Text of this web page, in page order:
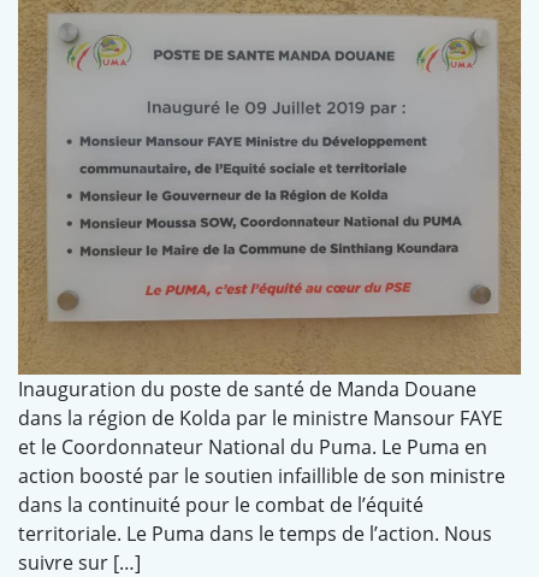
Inauguration du poste de santé de Manda Douane
dans la région de Kolda par le ministre Mansour FAYE
et le Coordonnateur National du Puma. Le Puma en
action boosté par le soutien infaillible de son ministre
dans la continuité pour le combat de l’équité
territoriale. Le Puma dans le temps de l’action. Nous
suivre sur […]